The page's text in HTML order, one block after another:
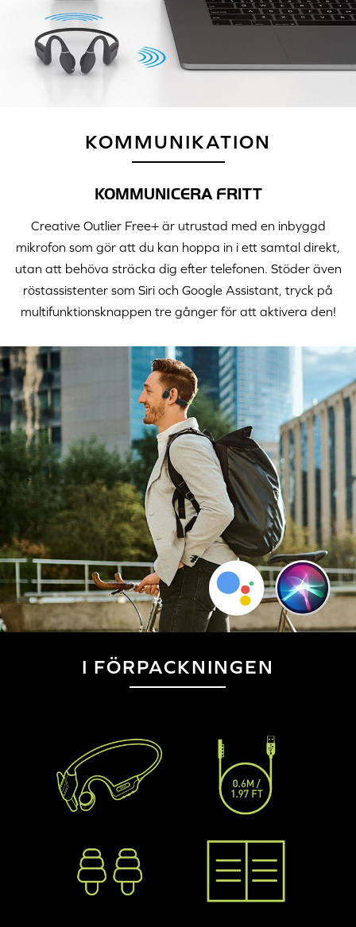
KOMMUNIKATION
KOMMUNICERA FRITT
Creative Outlier Free+ är utrustad med en inbyggd
mikrofon som gör att du kan hoppa in i ett samtal direkt,
utan att behöva sträcka dig efter telefonen. Stöder även
röstassistenter som Siri och Google Assistant, tryck på
multifunktionsknappen tre gånger för att aktivera den!
I FÖRPACKNINGEN